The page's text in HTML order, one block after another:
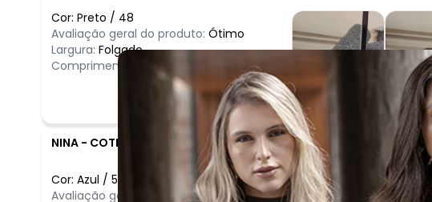
Cor: Preto / 48
Avaliação geral do produto: Ótimo
Largura: Folgado
Comprimento:
Longo
NINA - COTIA - SP
Cor: Azul / 52
Avaliação geral do produto: Ruim